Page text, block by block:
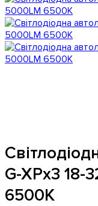
G-XPx3 18-
6500K